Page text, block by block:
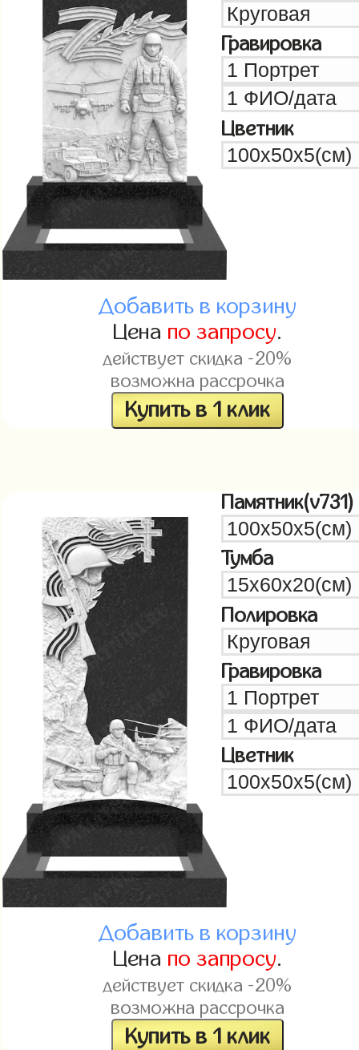
Гравировка
Цветник
Добавить в корзину
Цена по запросу.
действует скидка -20%
возможна рассрочка
Купить в 1 клик
Памятник(v731)
Тумба
Полировка
Гравировка
Цветник
Добавить в корзину
Цена по запросу.
действует скидка -20%
возможна рассрочка
Купить в 1 клик